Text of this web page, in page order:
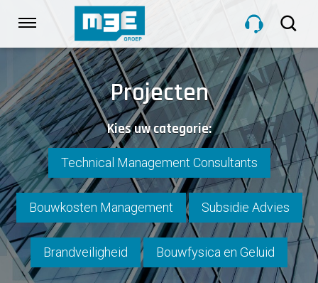
links
Spring
naar
de
inhoud
Spring
naar
navigatie
HOME
DIENSTEN
PROJECTEN
OVER M3E
NIEUWS
Projecten
Kies uw categorie:
Technical Management Consultants
Bouwkosten Management Subsidie Advies
Brandveiligheid Bouwfysica en Geluid